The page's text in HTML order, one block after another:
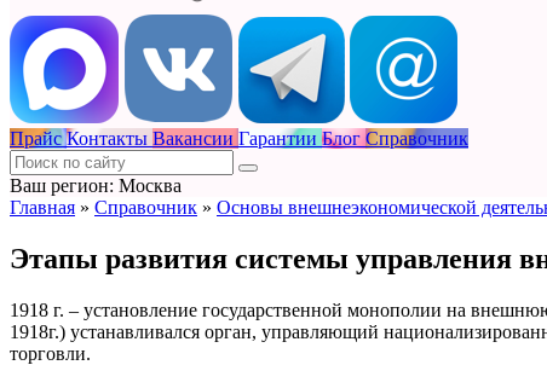
Прайс Контакты Вакансии Гарантии Блог Справочник
Ваш регион: Москва
Главная » Справочник » Основы внешнеэкономической
Этапы развития системы управления
1918 г. – установление государственной монополии на
1918г.) устанавливался орган, управляющий
торговли.